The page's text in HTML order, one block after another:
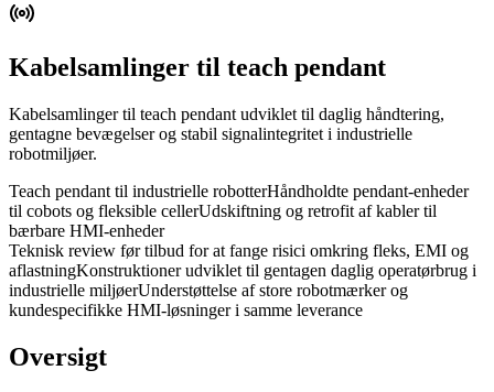
Kabelsamlinger til teach pendant
Kabelsamlinger til teach pendant udviklet til daglig håndtering,
gentagne bevægelser og stabil signalintegritet i industrielle
robotmiljøer.
Teach pendant til industrielle robotterHåndholdte pendant-enheder
til cobots og fleksible cellerUdskiftning og retrofit af kabler til
bærbare HMI-enheder
Teknisk review før tilbud for at fange risici omkring fleks, EMI og
aflastningKonstruktioner udviklet til gentagen daglig operatørbrug i
industrielle miljøerUnderstøttelse af store robotmærker og
kundespecifikke HMI-løsninger i samme leverance
Oversigt